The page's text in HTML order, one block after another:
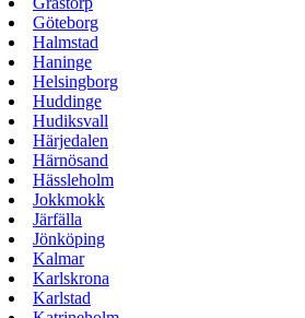
Göteborg
Halmstad
Haninge
Helsingborg
Huddinge
Hudiksvall
Härjedalen
Härnösand
Hässleholm
Jokkmokk
Järfälla
Jönköping
Kalmar
Karlskrona
Karlstad